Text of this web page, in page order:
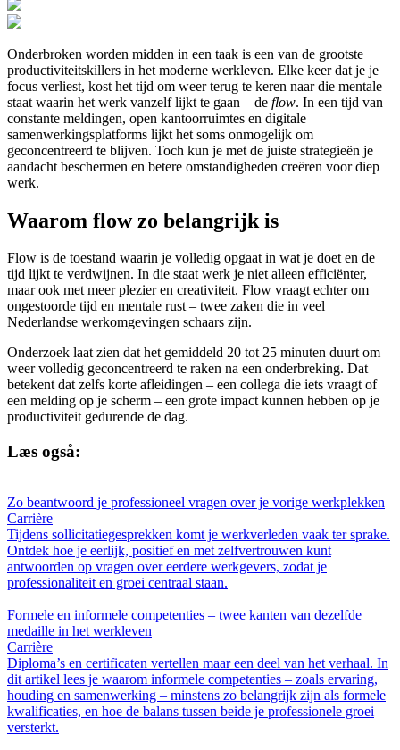
Onderbroken worden midden in een taak is een van de grootste
productiviteitskillers in het moderne werkleven. Elke keer dat je je
focus verliest, kost het tijd om weer terug te keren naar die mentale
staat waarin het werk vanzelf lijkt te gaan – de flow. In een tijd van
constante meldingen, open kantoorruimtes en digitale
samenwerkingsplatforms lijkt het soms onmogelijk om
geconcentreerd te blijven. Toch kun je met de juiste strategieën je
aandacht beschermen en betere omstandigheden creëren voor diep
werk.
Waarom flow zo belangrijk is
Flow is de toestand waarin je volledig opgaat in wat je doet en de
tijd lijkt te verdwijnen. In die staat werk je niet alleen efficiënter,
maar ook met meer plezier en creativiteit. Flow vraagt echter om
ongestoorde tijd en mentale rust – twee zaken die in veel
Nederlandse werkomgevingen schaars zijn.
Onderzoek laat zien dat het gemiddeld 20 tot 25 minuten duurt om
weer volledig geconcentreerd te raken na een onderbreking. Dat
betekent dat zelfs korte afleidingen – een collega die iets vraagt of
een melding op je scherm – een grote impact kunnen hebben op je
productiviteit gedurende de dag.
Læs også:
Zo beantwoord je professioneel vragen over je vorige werkplekken
Carrière
Tijdens sollicitatiegesprekken komt je werkverleden vaak ter sprake.
Ontdek hoe je eerlijk, positief en met zelfvertrouwen kunt
antwoorden op vragen over eerdere werkgevers, zodat je
professionaliteit en groei centraal staan.
Formele en informele competenties – twee kanten van dezelfde
medaille in het werkleven
Carrière
Diploma’s en certificaten vertellen maar een deel van het verhaal. In
dit artikel lees je waarom informele competenties – zoals ervaring,
houding en samenwerking – minstens zo belangrijk zijn als formele
kwalificaties, en hoe de balans tussen beide je professionele groei
versterkt.